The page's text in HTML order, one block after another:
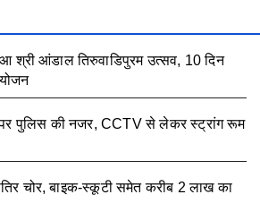
आंडाल तिरुवाडिपुरम उत्सव, 10 दिन
पर पुलिस की नजर, CCTV से लेकर स्ट्रांग रूम
चोर, बाइक-स्कूटी समेत करीब 2 लाख का